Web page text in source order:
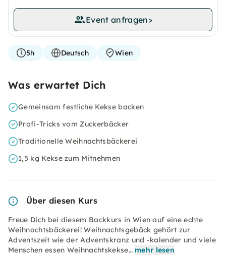
Event anfragen>
5h Deutsch Wien
Was erwartet Dich
Gemeinsam festliche Kekse backen
Profi-Tricks vom Zuckerbäcker
Traditionelle Weihnachtsbäckerei
1,5 kg Kekse zum Mitnehmen
Über diesen Kurs
Freue Dich bei diesem Backkurs in Wien auf eine echte
Weihnachtsbäckerei! Weihnachtsgebäck gehört zur
Adventszeit wie der Adventskranz und -kalender und viele
Menschen essen Weihnachtskekse… mehr lesen